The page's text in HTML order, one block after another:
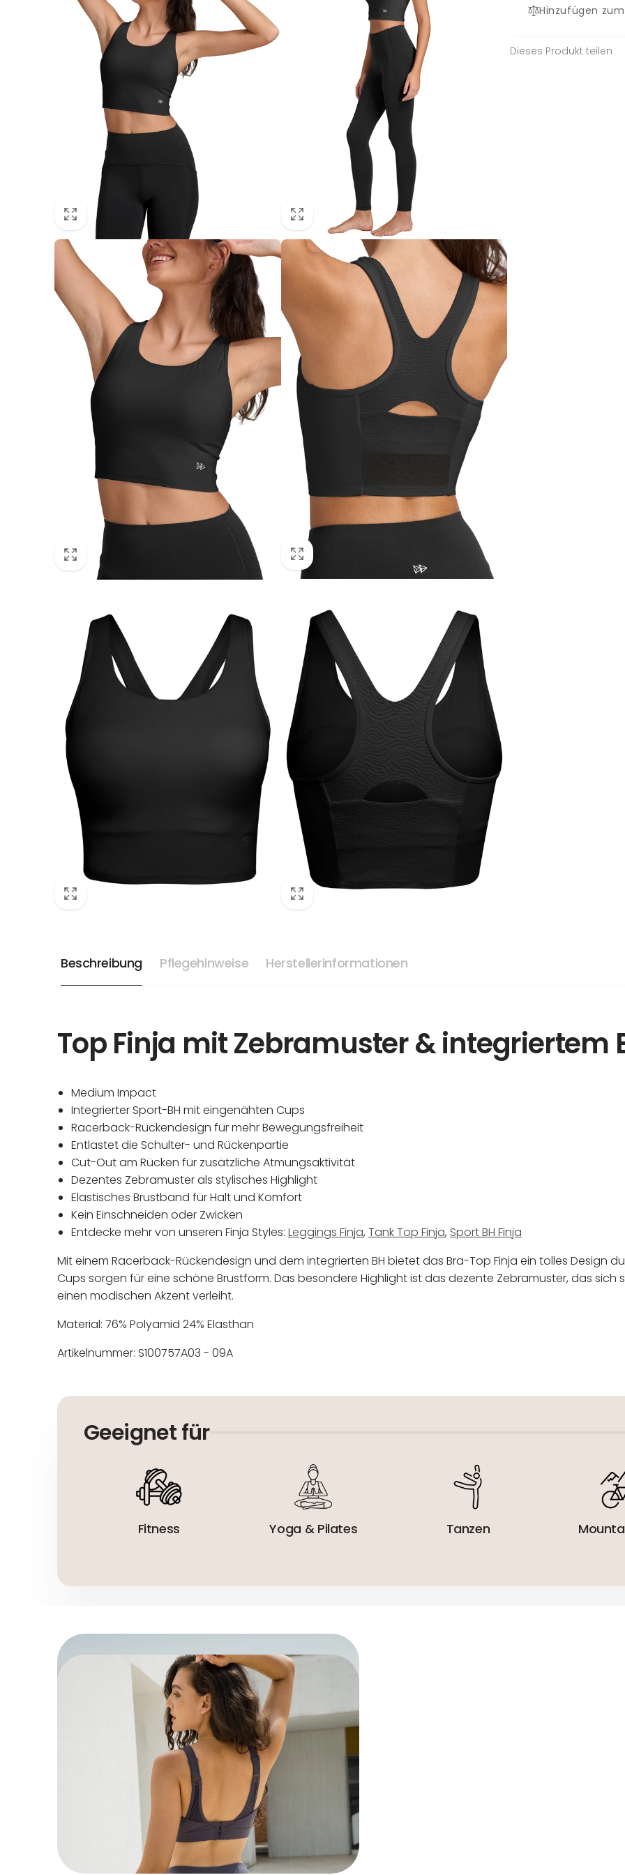
Hinzufügen
Dieses Produkt teilen
Beschreibung Pflegehinweise Herstellerinformationen
Top Finja mit Zebramuster & integriertem
Medium Impact
Integrierter Sport-BH mit eingenähten Cups
Racerback-Rückendesign für mehr Bewegungsfreiheit
Entlastet die Schulter- und Rückenpartie
Cut-Out am Rücken für zusätzliche Atmungsaktivität
Dezentes Zebramuster als stylisches Highlight
Elastisches Brustband für Halt und Komfort
Kein Einschneiden oder Zwicken
Entdecke mehr von unseren Finja Styles: Leggings Finja, Tank Top Finja, Sport BH Finja
Mit einem Racerback-Rückendesign und dem integrierten BH bietet das Bra-Top Finja ein tolles Design
Cups sorgen für eine schöne Brustform. Das besondere Highlight ist das dezente Zebramuster, das sich
einen modischen Akzent verleiht.
Material: 76% Polyamid 24% Elasthan
Artikelnummer: S100757A03 - 09A
Maschinenwäsche bis 30°C
Nicht bügeln
Nicht trocknergeeignet
In der EU niedergelassener verantwortlicher
Geeignet für
Fitness Yoga & Pilates Tanzen